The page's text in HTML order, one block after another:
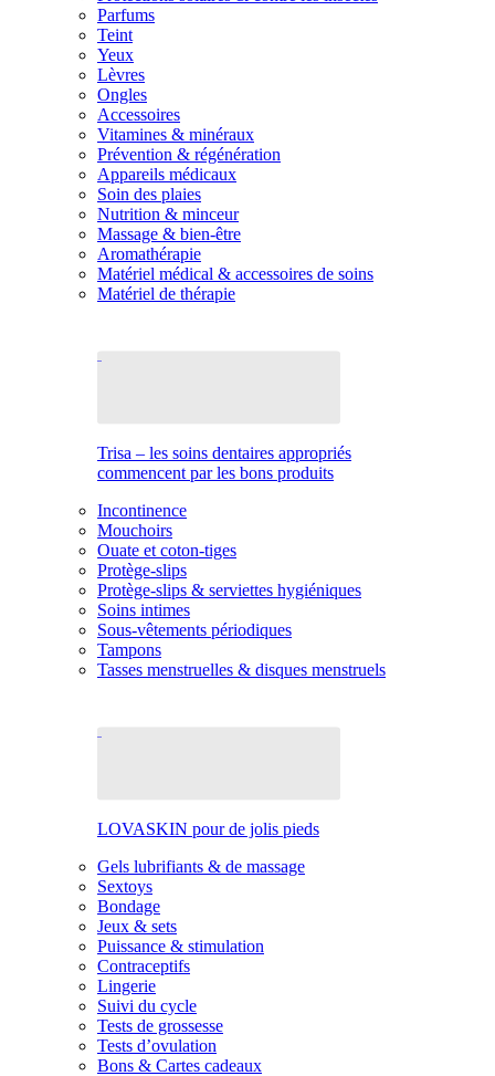
Parfums
Teint
Yeux
Lèvres
Ongles
Accessoires
Vitamines & minéraux
Prévention & régénération
Appareils médicaux
Soin des plaies
Nutrition & minceur
Massage & bien-être
Aromathérapie
Matériel médical & accessoires de soins
Matériel de thérapie
Trisa – les soins dentaires appropriés
commencent par les bons produits
Incontinence
Mouchoirs
Ouate et coton-tiges
Protège-slips
Protège-slips & serviettes hygiéniques
Soins intimes
Sous-vêtements périodiques
Tampons
Tasses menstruelles & disques menstruels
LOVASKIN pour de jolis pieds
Gels lubrifiants & de massage
Sextoys
Bondage
Jeux & sets
Puissance & stimulation
Contraceptifs
Lingerie
Suivi du cycle
Tests de grossesse
Tests d’ovulation
Bons & Cartes cadeaux